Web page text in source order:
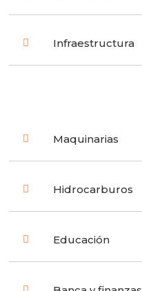
Infraestructura
Maquinarias
Hidrocarburos
Educación